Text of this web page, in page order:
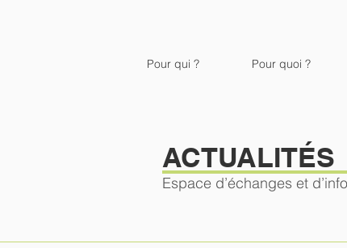
Pour qui ? Pour quoi ?
ACTUALITÉS
Espace d’échanges et